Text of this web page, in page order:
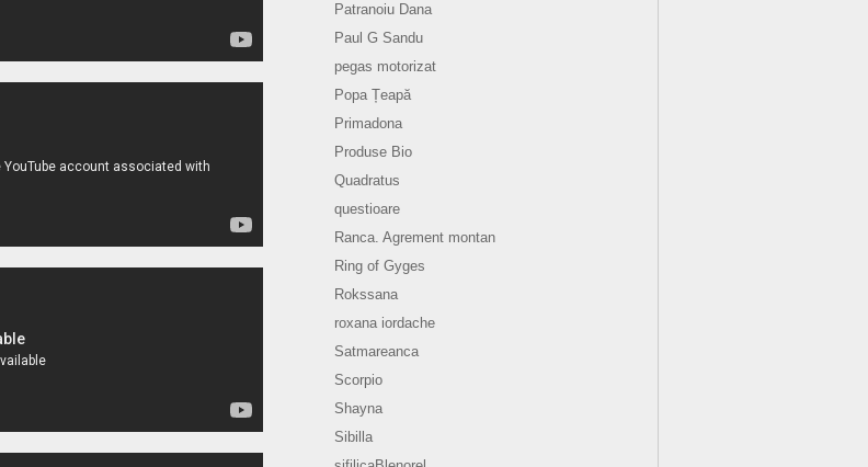
Patranoiu Dana
Paul G Sandu
pegas motorizat
Popa Țeapă
Primadona
Produse Bio
Quadratus
questioare
Ranca. Agrement montan
Ring of Gyges
Rokssana
roxana iordache
Satmareanca
Scorpio
Shayna
Sibilla